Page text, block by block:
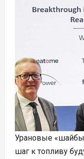
Урановые
шаг к топливу